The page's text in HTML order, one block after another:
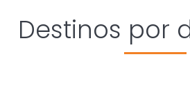
Destinos por